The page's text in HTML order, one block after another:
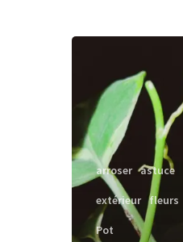
arroser astuce
extérieur fleurs
Pot